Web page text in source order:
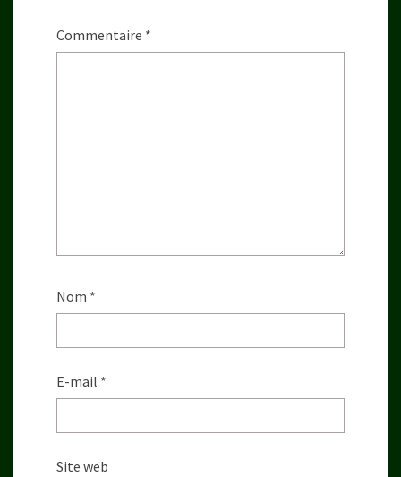
Commentaire *
Nom *
E-mail *
Site web